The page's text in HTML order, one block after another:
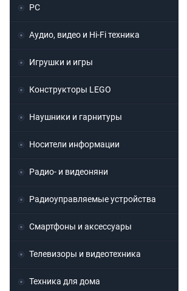
PC
Аудио, видео и Hi-Fi техника
Игрушки и игры
Конструкторы LEGO
Наушники и гарнитуры
Носители информации
Радио- и видеоняни
Радиоуправляемые устройства
Смартфоны и аксессуары
Телевизоры и видеотехника
Техника для дома